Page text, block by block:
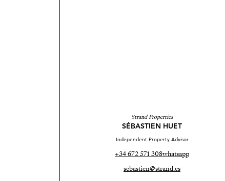
Strand Properties
SÉBASTIEN HUET
Independent Property Advisor
+34 672 571 308whatsapp
sebastien@strand.es